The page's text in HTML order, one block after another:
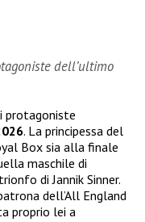
dell’ultimo
protagoniste
. La principessa del
Box sia alla finale
maschile di
di Jannik Sinner.
dell’All England
proprio lei a